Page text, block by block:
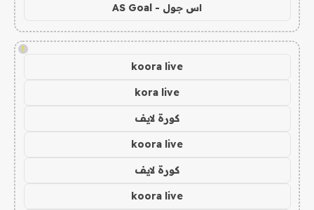
اس جول - AS Goal
!
koora live
kora live
كورة لايف
koora live
كورة لايف
koora live